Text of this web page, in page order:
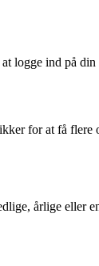
logge ind på
for at få
årlige eller